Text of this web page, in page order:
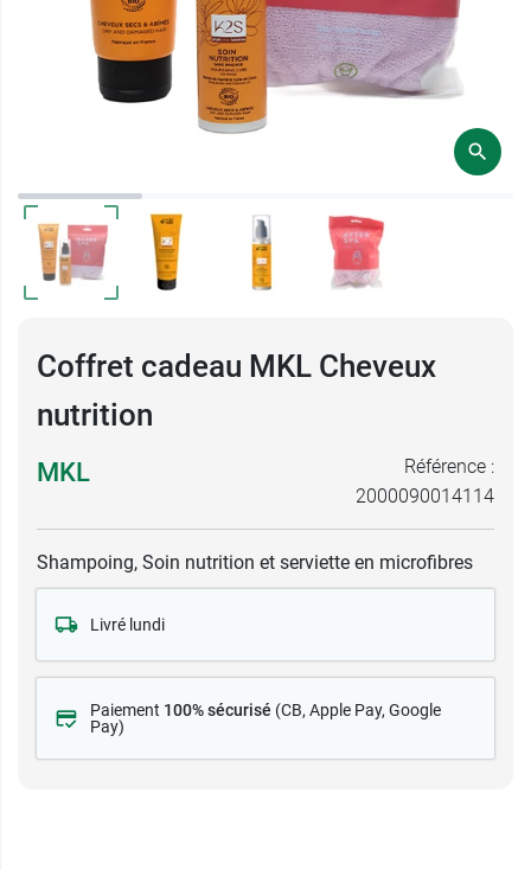
Coffret cadeau MKL Cheveux
nutrition
MKL
Référence :
2000090014114
Shampoing, Soin nutrition et serviette en microfibres
Livré lundi
Paiement 100% sécurisé (CB, Apple Pay, Google
Pay)